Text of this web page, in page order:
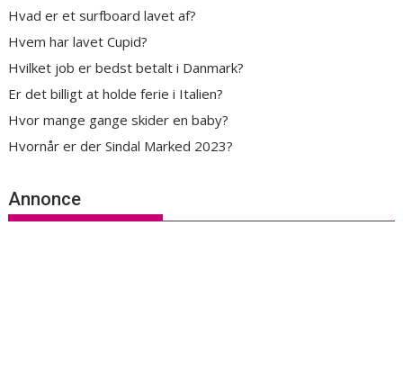
Hvad er et surfboard lavet af?
Hvem har lavet Cupid?
Hvilket job er bedst betalt i Danmark?
Er det billigt at holde ferie i Italien?
Hvor mange gange skider en baby?
Hvornår er der Sindal Marked 2023?
Annonce